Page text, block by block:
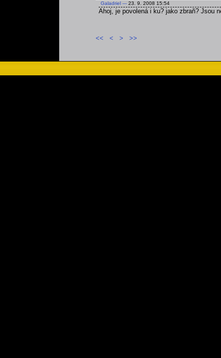
Galadriel --- 23. 9. 2008 15:54
Ahoj, je povolená i ku? jako zbraň? Jsou
<< < > >>